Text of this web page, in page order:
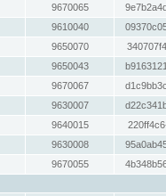
9670065
9610040
9650070
9650043
9670067
9630007
9640015
9630008
9670055